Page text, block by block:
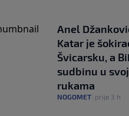
Anel
Katar je
Švicarsku, a
sudbinu u
rukama
NOGOMET prije 3 h